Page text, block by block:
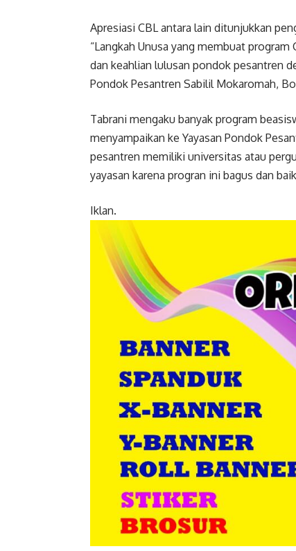
Apresiasi CBL antara lain ditunjukkan
“Langkah Unusa yang membuat
dan keahlian lulusan pondok pesantren
Pondok Pesantren Sabilil Mokaromah,
Tabrani mengaku banyak program
menyampaikan ke Yayasan Pondok
pesantren memiliki universitas atau
yayasan karena progran ini bagus dan
Iklan.